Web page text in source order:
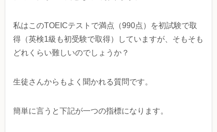
私はこのTOEICテストで満点（990点）を初試験で取
得（英検1級も初受験で取得）していますが、そもそも
どれくらい難しいのでしょうか？
生徒さんからもよく聞かれる質問です。
簡単に言うと下記が一つの指標になります。